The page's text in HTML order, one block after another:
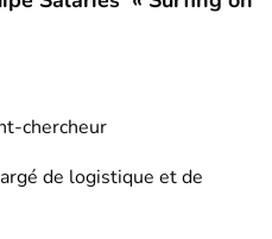
chercheur
de logistique et de